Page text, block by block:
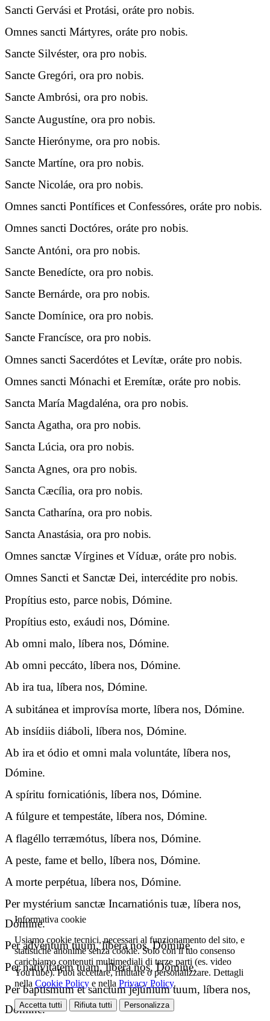
Sancti Gervási et Protási, oráte pro nobis.
Omnes sancti Mártyres, oráte pro nobis.
Sancte Silvéster, ora pro nobis.
Sancte Gregóri, ora pro nobis.
Sancte Ambrósi, ora pro nobis.
Sancte Augustíne, ora pro nobis.
Sancte Hierónyme, ora pro nobis.
Sancte Martíne, ora pro nobis.
Sancte Nicoláe, ora pro nobis.
Omnes sancti Pontífices et Confessóres, oráte pro nobis.
Omnes sancti Doctóres, oráte pro nobis.
Sancte Antóni, ora pro nobis.
Sancte Benedícte, ora pro nobis.
Sancte Bernárde, ora pro nobis.
Sancte Domínice, ora pro nobis.
Sancte Francísce, ora pro nobis.
Omnes sancti Sacerdótes et Levítæ, oráte pro nobis.
Omnes sancti Mónachi et Eremítæ, oráte pro nobis.
Sancta María Magdaléna, ora pro nobis.
Sancta Agatha, ora pro nobis.
Sancta Lúcia, ora pro nobis.
Sancta Agnes, ora pro nobis.
Sancta Cæcília, ora pro nobis.
Sancta Catharína, ora pro nobis.
Sancta Anastásia, ora pro nobis.
Omnes sanctæ Vírgines et Víduæ, oráte pro nobis.
Omnes Sancti et Sanctæ Dei, intercédite pro nobis.
Propítius esto, parce nobis, Dómine.
Propítius esto, exáudi nos, Dómine.
Ab omni malo, líbera nos, Dómine.
Ab omni peccáto, líbera nos, Dómine.
Ab ira tua, líbera nos, Dómine.
A subitánea et improvísa morte, líbera nos, Dómine.
Ab insídiis diáboli, líbera nos, Dómine.
Ab ira et ódio et omni mala voluntáte, líbera nos,
Dómine.
A spíritu fornicatiónis, líbera nos, Dómine.
A fúlgure et tempestáte, líbera nos, Dómine.
A flagéllo terræmótus, líbera nos, Dómine.
A peste, fame et bello, líbera nos, Dómine.
A morte perpétua, líbera nos, Dómine.
Per mystérium sanctæ Incarnatiónis tuæ, líbera nos,
Dómine.
Per advéntum tuum, líbera nos, Dómine.
Per nativitátem tuam, líbera nos, Dómine.
Per baptísmum et sanctum jejúnium tuum, líbera nos,
Dómine.
Informativa cookie
Usiamo cookie tecnici, necessari al funzionamento del sito, e
statistiche anonime senza cookie. Solo con il tuo consenso
carichiamo contenuti multimediali di terze parti (es. video
YouTube). Puoi accettare, rifiutare o personalizzare. Dettagli
nella Cookie Policy e nella Privacy Policy.
Accetta tutti Rifiuta tutti Personalizza